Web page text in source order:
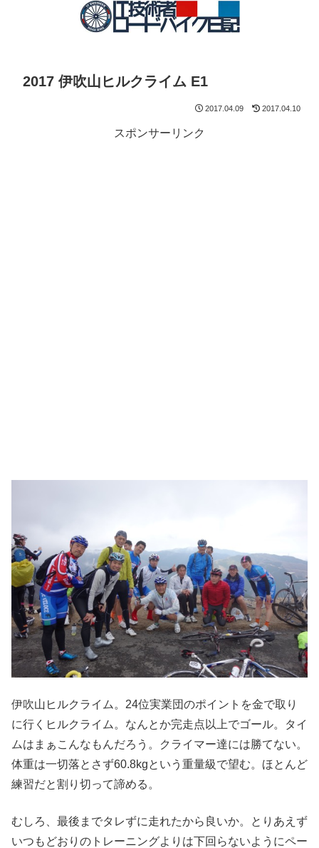
2017 伊吹山ヒルクライム E1
2017.04.09 2017.04.10
スポンサーリンク
伊吹山ヒルクライム。24位実業団のポイントを金で取り
に行くヒルクライム。なんとか完走点以上でゴール。タイ
ムはまぁこんなもんだろう。クライマー達には勝てない。
体重は一切落とさず60.8kgという重量級で望む。ほとんど
練習だと割り切って諦める。
むしろ、最後までタレずに走れたから良いか。とりあえず
いつもどおりのトレーニングよりは下回らないようにペー